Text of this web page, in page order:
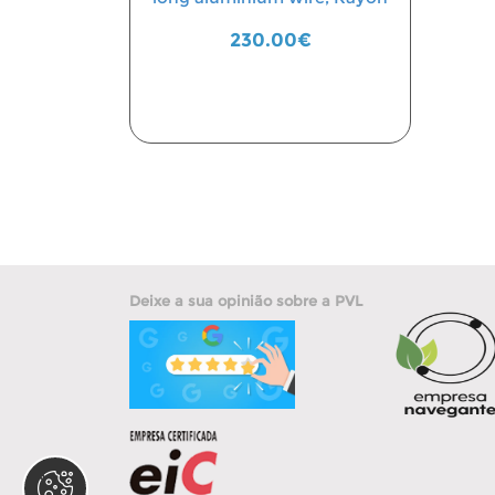
230.00€
Deixe a sua opinião sobre a PVL